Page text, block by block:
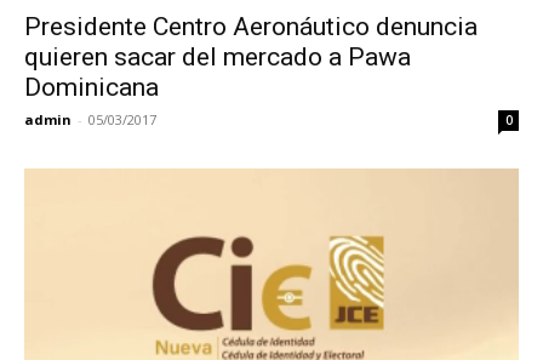
Presidente Centro Aeronáutico denuncia
quieren sacar del mercado a Pawa
Dominicana
admin - 05/03/2017 0